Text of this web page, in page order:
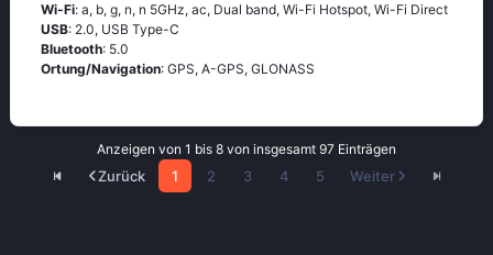
Wi-Fi: a, b, g, n, n 5GHz, ac, Dual band, Wi-Fi Hotspot, Wi-Fi Direct
USB: 2.0, USB Type-C
Bluetooth: 5.0
Ortung/Navigation: GPS, A-GPS, GLONASS
Anzeigen von 1 bis 8 von insgesamt 97 Einträgen
Zurück
1 2 3 4 5 Weiter